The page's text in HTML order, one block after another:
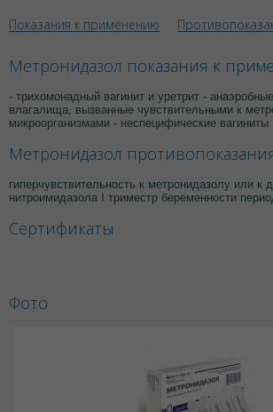
Показания к применению
Метронидазол показания к
- трихомонадный вагинит и уретрит -
влагалища, вызванные чувствительными к
микроорганизмами - неспецифические вагиниты
Метронидазол
гиперчувствительность к метронидазолу или к
нитроимидазола I триместр беременности
Сертификаты
Фото